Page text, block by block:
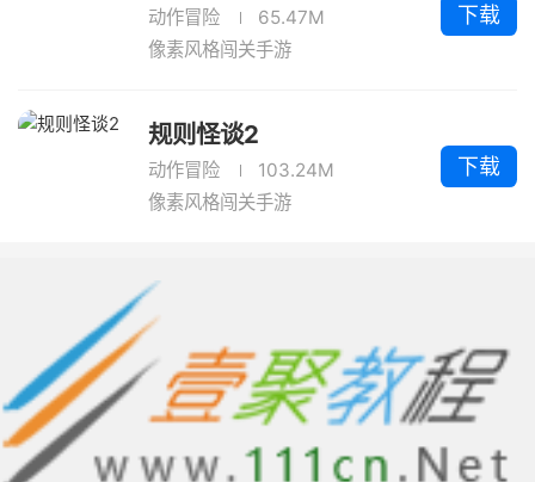
动作冒险
65.47M
像素风格闯关手游
下载
规则怪谈2
动作冒险
103.24M
像素风格闯关手游
下载